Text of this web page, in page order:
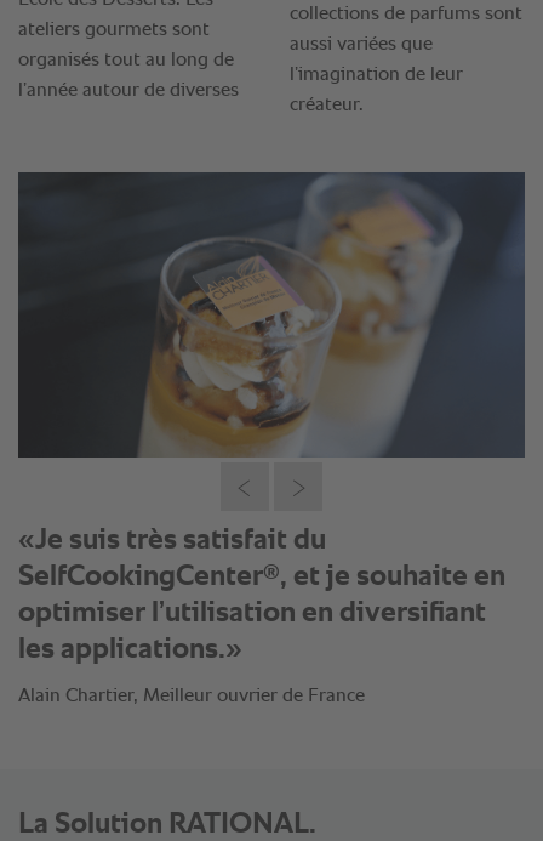
«Je suis très satisfait du
SelfCookingCenter®, et je souhaite en
optimiser l’utilisation en diversifiant
les applications.»
Alain Chartier, Meilleur ouvrier de France
La Solution RATIONAL.